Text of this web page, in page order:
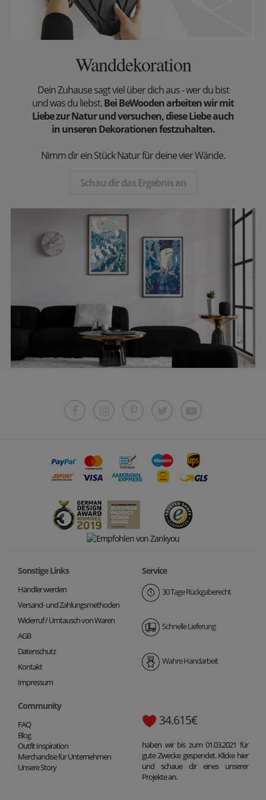
Wanddekoration
Dein Zuhause sagt viel über dich aus - wer du bist
und was du liebst.Bei BeWooden arbeiten wir mit
Liebe zur Natur und versuchen, diese Liebe auch
in unseren Dekorationen festzuhalten.
Nimm dir ein Stück Natur für deine vier Wände.
Schau dir das Ergebnis an
Sonstige Links
Händler werden
Versand- und Zahlungsmethoden
Widerruf / Umtausch von Waren
AGB
Datenschutz
Kontakt
Impressum
Service
30 Tage Rückgaberecht
Schnelle Lieferung
Wahre Handarbeit
Community
FAQ
Blog
Outfit Inspiration
Merchandise für Unternehmen
Unsere Story
34.615€
haben wir bis zum 01.03.2021 für
gute Zwecke gespendet. Klicke hier
und schaue dir eines unserer
Projekte an.